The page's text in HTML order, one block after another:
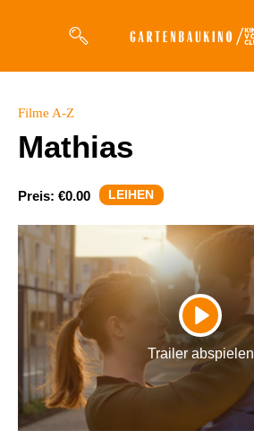
Magazin
Kuratierungen
So geht’s
Filmpakete
Gutscheine
& Filmpässe
Filme A-Z
Mathias
Preis: €0.00 LEIHEN
PLAY
Trailer abspielen